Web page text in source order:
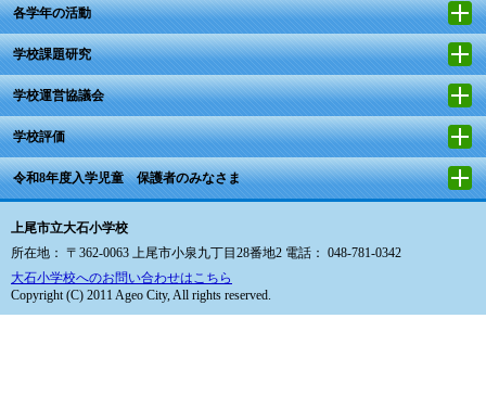
各学年の活動
学校課題研究
学校運営協議会
学校評価
令和8年度入学児童 保護者のみなさま
上尾市立大石小学校
所在地： 〒362-0063 上尾市小泉九丁目28番地2 電話： 048-781-0342
大石小学校へのお問い合わせはこちら
Copyright (C) 2011 Ageo City, All rights reserved.